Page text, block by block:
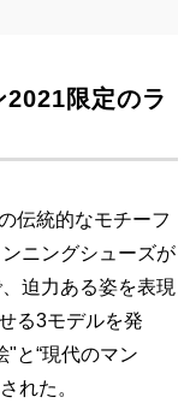
限定のラ
伝統的なモチーフ
ニングシューズが
迫力ある姿を表現
る3モデルを発
と“現代のマン
れた。